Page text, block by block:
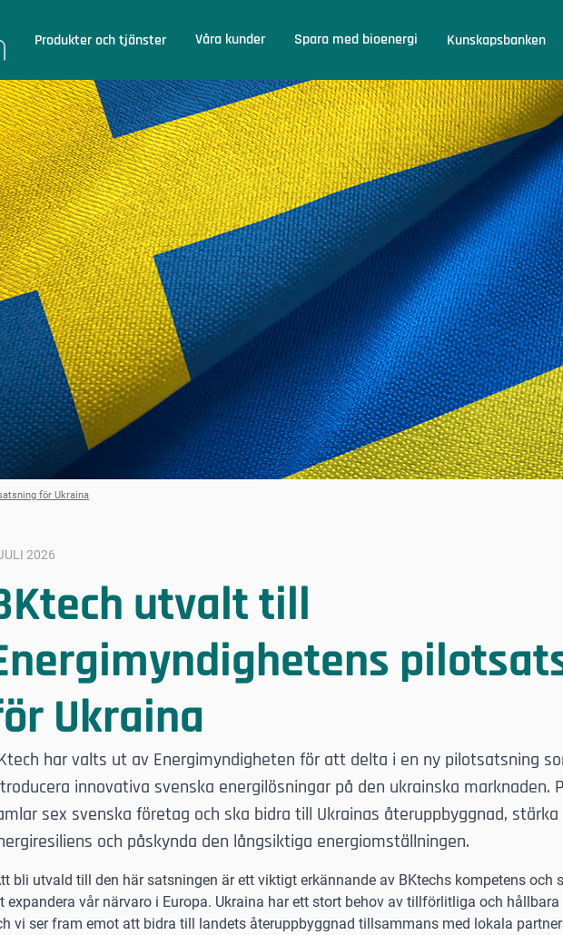
Produkter och tjänster Våra kunder Spara med bioenergi Kunskapsbanken
för Ukraina
2026
utvalt till
Ukraina
har valts ut av Energimyndigheten för att delta i en ny pilotsatsning
innovativa svenska energilösningar på den ukrainska marknaden.
sex svenska företag och ska bidra till Ukrainas återuppbyggnad,
och påskynda den långsiktiga energiomställningen.
bli utvald till den här satsningen är ett viktigt erkännande av BKtechs kompetens och
expandera vår närvaro i Europa. Ukraina har ett stort behov av tillförlitliga och hållbara
vi ser fram emot att bidra till landets återuppbyggnad tillsammans med lokala